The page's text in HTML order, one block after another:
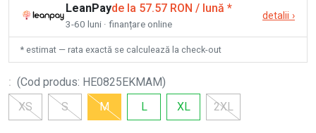
LeanPayde la 57.57 RON / lună *
3-60 luni · finanțare online
detalii ›
* estimat — rata exactă se calculează la check-out
: (Cod produs: HE0825EKMAM)
XS
S M L XL 2XL